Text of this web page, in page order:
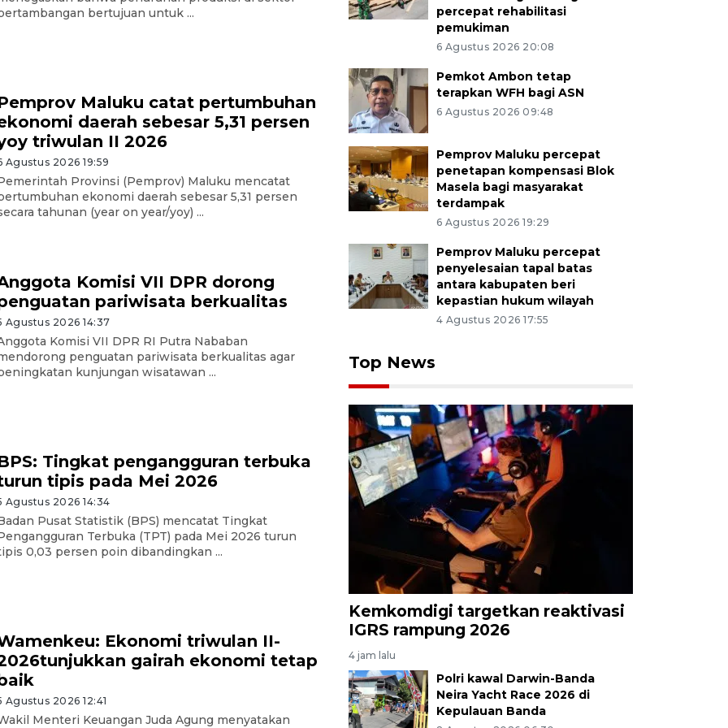
bertujuan untuk ...
Maluku catat pertumbuhan
daerah sebesar 5,31 persen
triwulan II 2026
Agustus 2026 19:59
Provinsi (Pemprov) Maluku mencatat
ekonomi daerah sebesar 5,31 persen
tahunan (year on year/yoy) ...
Komisi VII DPR dorong
pariwisata berkualitas
Agustus 2026 14:37
Komisi VII DPR RI Putra Nababan
penguatan pariwisata berkualitas agar
kunjungan wisatawan ...
Tingkat pengangguran terbuka
tipis pada Mei 2026
Agustus 2026 14:34
Pusat Statistik (BPS) mencatat Tingkat
Terbuka (TPT) pada Mei 2026 turun
0,03 persen poin dibandingkan ...
Ekonomi triwulan II-
gairah ekonomi tetap
Agustus 2026 12:41
Menteri Keuangan Juda Agung menyatakan
percepat rehabilitasi
pemukiman
6 Agustus 2026 20:08
Pemkot Ambon tetap
terapkan WFH bagi ASN
6 Agustus 2026 09:48
Pemprov Maluku percepat
penetapan kompensasi Blok
Masela bagi masyarakat
terdampak
6 Agustus 2026 19:29
Pemprov Maluku percepat
penyelesaian tapal batas
antara kabupaten beri
kepastian hukum wilayah
4 Agustus 2026 17:55
Top News
Kemkomdigi targetkan reaktivasi
IGRS rampung 2026
4 jam lalu
Polri kawal Darwin-Banda
Neira Yacht Race 2026 di
Kepulauan Banda